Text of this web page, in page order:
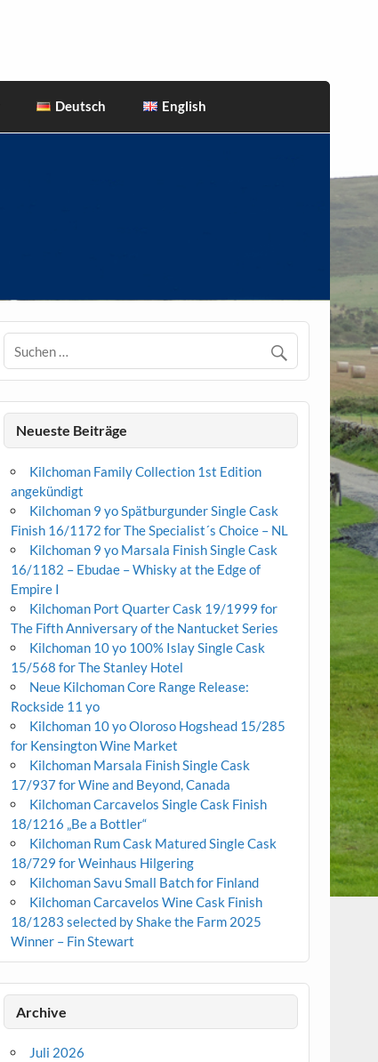
Deutsch English
Neueste Beiträge
Kilchoman Family Collection 1st Edition
angekündigt
Kilchoman 9 yo Spätburgunder Single Cask
Finish 16/1172 for The Specialist´s Choice – NL
Kilchoman 9 yo Marsala Finish Single Cask
16/1182 – Ebudae – Whisky at the Edge of
Empire I
Kilchoman Port Quarter Cask 19/1999 for
The Fifth Anniversary of the Nantucket Series
Kilchoman 10 yo 100% Islay Single Cask
15/568 for The Stanley Hotel
Neue Kilchoman Core Range Release:
Rockside 11 yo
Kilchoman 10 yo Oloroso Hogshead 15/285
for Kensington Wine Market
Kilchoman Marsala Finish Single Cask
17/937 for Wine and Beyond, Canada
Kilchoman Carcavelos Single Cask Finish
18/1216 „Be a Bottler“
Kilchoman Rum Cask Matured Single Cask
18/729 for Weinhaus Hilgering
Kilchoman Savu Small Batch for Finland
Kilchoman Carcavelos Wine Cask Finish
18/1283 selected by Shake the Farm 2025
Winner – Fin Stewart
Archive
Juli 2026